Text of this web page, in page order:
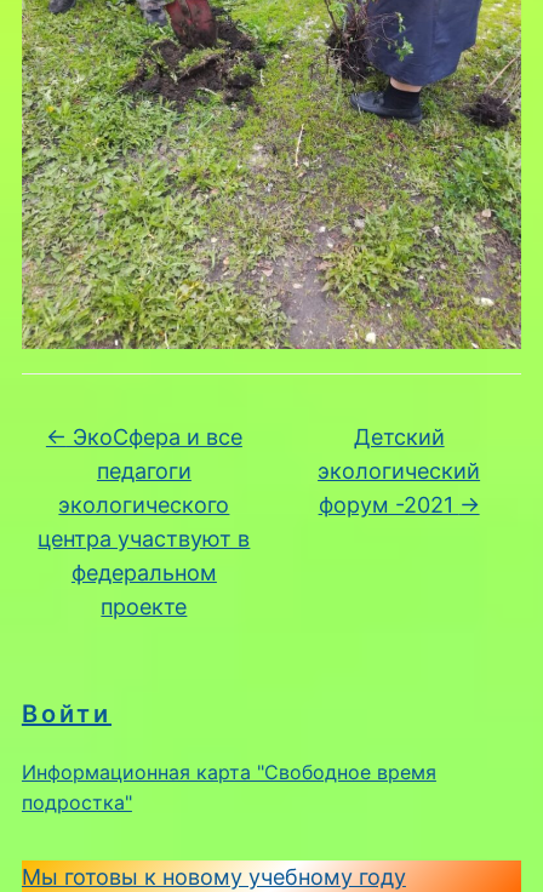
Войти
Информационная карта "Свободное время
подростка"
Мы готовы к новому учебному году
← ЭкоСфера и все
педагоги
экологического
центра участвуют в
федеральном
проекте
Детский
экологический
форум -2021 →